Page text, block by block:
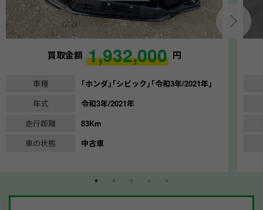
買取金額 1,932,000 円
車種
｢ホンダ｣｢シビック｣｢令和3年/2021年｣
年式
令和3年/2021年
走行距離
83Km
車の状態
中古車